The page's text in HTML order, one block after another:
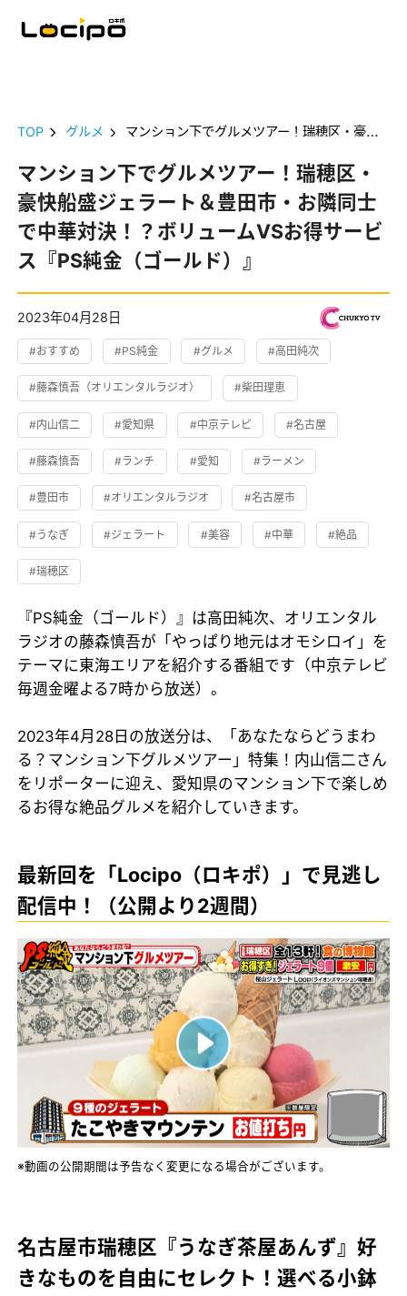
TOP グルメ マンション下でグルメツアー！瑞穂区・豪快船盛ジェラート＆豊田市・お隣同士で中華対決！？ボリュームVSお得サービス『PS純金（ゴールド）』
マンション下でグルメツアー！瑞穂区・
豪快船盛ジェラート＆豊田市・お隣同士
で中華対決！？ボリュームVSお得サービ
ス『PS純金（ゴールド）』
2023年04月28日
#おすすめ #PS純金 #グルメ #高田純次
#藤森慎吾（オリエンタルラジオ） #柴田理恵
#内山信二 #愛知県 #中京テレビ #名古屋
#藤森慎吾 #ランチ #愛知 #ラーメン
#豊田市 #オリエンタルラジオ #名古屋市
#うなぎ #ジェラート #美容 #中華 #絶品
#瑞穂区
『PS純金（ゴールド）』は高田純次、オリエンタル
ラジオの藤森慎吾が「やっぱり地元はオモシロイ」を
テーマに東海エリアを紹介する番組です（中京テレビ
毎週金曜よる7時から放送）。
2023年4月28日の放送分は、「あなたならどうまわ
る？マンション下グルメツアー」特集！内山信二さん
をリポーターに迎え、愛知県のマンション下で楽しめ
るお得な絶品グルメを紹介していきます。
最新回を「Locipo（ロキポ）」で見逃し
配信中！（公開より2週間）
※動画の公開期間は予告なく変更になる場合がございます。
名古屋市瑞穂区『うなぎ茶屋あんず』好
きなものを自由にセレクト！選べる小鉢